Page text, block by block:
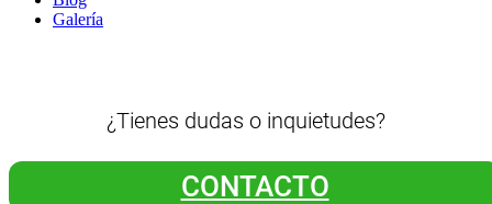
Galería
¿Tienes dudas o inquietudes?
CONTACTO